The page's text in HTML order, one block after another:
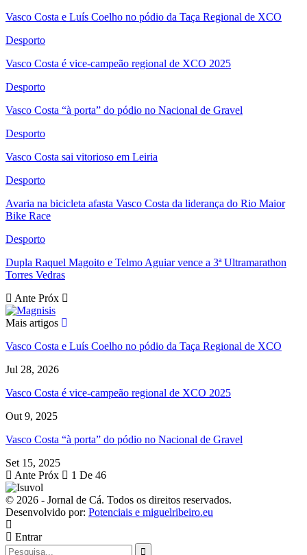
Vasco Costa e Luís Coelho no pódio da Taça Regional de XCO
Desporto
Vasco Costa é vice-campeão regional de XCO 2025
Desporto
Vasco Costa “à porta” do pódio no Nacional de Gravel
Desporto
Vasco Costa sai vitorioso em Leiria
Desporto
Avaria na bicicleta afasta Vasco Costa da liderança do Rio Maior
Bike Race
Desporto
Dupla Raquel Magoito e Telmo Aguiar vence a 3ª Ultramarathon
Torres Vedras
Ante Próx
Mais artigos
Vasco Costa e Luís Coelho no pódio da Taça Regional de XCO
Jul 28, 2026
Vasco Costa é vice-campeão regional de XCO 2025
Out 9, 2025
Vasco Costa “à porta” do pódio no Nacional de Gravel
Set 15, 2025
Ante Próx 1 De 46
© 2026 - Jornal de Cá. Todos os direitos reservados.
Desenvolvido por: Potenciais e miguelribeiro.eu
Entrar